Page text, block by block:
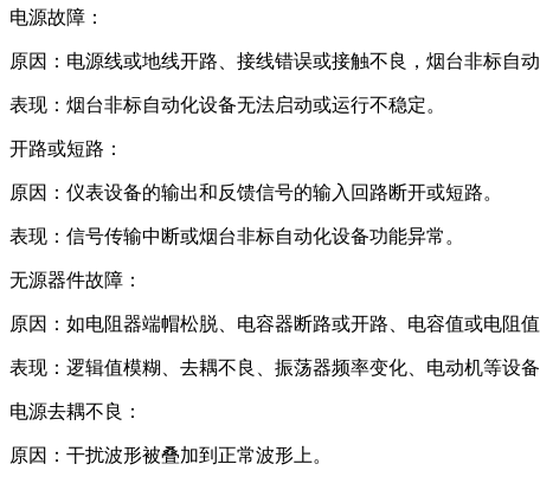
‌电源故障‌：
原因‌：电源线或地线开路、接线错误或接触不良，烟台非标自
‌表现‌：烟台非标自动化设备无法启动或运行不稳定。
‌开路或短路‌：
‌原因‌：仪表设备的输出和反馈信号的输入回路断开或短路。
‌表现‌：信号传输中断或烟台非标自动化设备功能异常。
‌无源器件故障‌：
原因‌：如电阻器端帽松脱、电容器断路或开路、电容值或电阻值
表现‌：逻辑值模糊、去耦不良、振荡器频率变化、电动机等设备
‌电源去耦不良‌：
‌原因‌：干扰波形被叠加到正常波形上。